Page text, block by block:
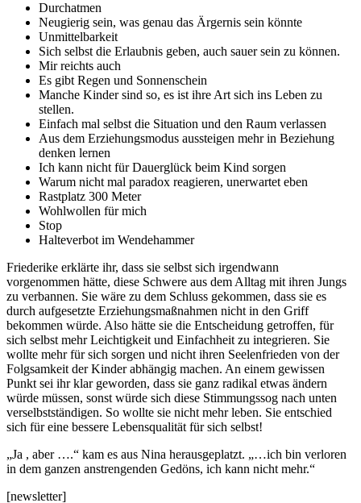
Durchatmen
Neugierig sein, was genau das Ärgernis sein könnte
Unmittelbarkeit
Sich selbst die Erlaubnis geben, auch sauer sein zu können.
Mir reichts auch
Es gibt Regen und Sonnenschein
Manche Kinder sind so, es ist ihre Art sich ins Leben zu
stellen.
Einfach mal selbst die Situation und den Raum verlassen
Aus dem Erziehungsmodus aussteigen mehr in Beziehung
denken lernen
Ich kann nicht für Dauerglück beim Kind sorgen
Warum nicht mal paradox reagieren, unerwartet eben
Rastplatz 300 Meter
Wohlwollen für mich
Stop
Halteverbot im Wendehammer
Friederike erklärte ihr, dass sie selbst sich irgendwann
vorgenommen hätte, diese Schwere aus dem Alltag mit ihren Jungs
zu verbannen. Sie wäre zu dem Schluss gekommen, dass sie es
durch aufgesetzte Erziehungsmaßnahmen nicht in den Griff
bekommen würde. Also hätte sie die Entscheidung getroffen, für
sich selbst mehr Leichtigkeit und Einfachheit zu integrieren. Sie
wollte mehr für sich sorgen und nicht ihren Seelenfrieden von der
Folgsamkeit der Kinder abhängig machen. An einem gewissen
Punkt sei ihr klar geworden, dass sie ganz radikal etwas ändern
würde müssen, sonst würde sich diese Stimmungssog nach unten
verselbstständigen. So wollte sie nicht mehr leben. Sie entschied
sich für eine bessere Lebensqualität für sich selbst!
„Ja , aber ….“ kam es aus Nina herausgeplatzt. „…ich bin verloren
in dem ganzen anstrengenden Gedöns, ich kann nicht mehr.“
[newsletter]